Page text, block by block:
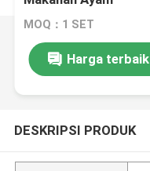
MOQ：1 SET
Harga terbaik
DESKRIPSI PRODUK